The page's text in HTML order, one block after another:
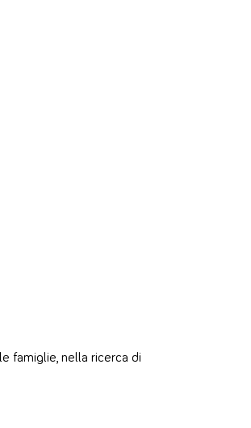
famiglie, nella ricerca di